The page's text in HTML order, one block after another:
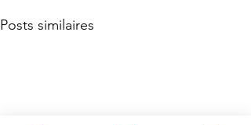
Posts similaires